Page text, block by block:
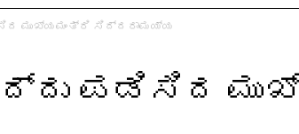
ಮುಖ್ಯಮಂತ್ರಿ ಸಿದ್ದರಾಮಯ್ಯ
ಪಡಿಸಿದ